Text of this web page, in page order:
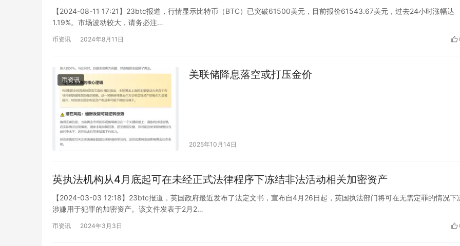
【2024-08-11 17:21】23btc报道，行情显示比特币（BTC）已突破61500美元，目前报价61543.67美元，过去24小时涨幅达
1.19%。市场波动较大，请务必注…
币资讯 2024年8月11日
币资讯 美联储降息落空或打压金价
2025年10月14日
英执法机构从4月底起可在未经正式法律程序下冻结非法活动相关加密资产
【2024-03-03 12:18】23btc报道，英国政府最近发布了法定文书，宣布自4月26日起，英国执法部门将可在无需定罪的情况下
涉嫌用于犯罪的加密资产。该文件发表于2月2…
币资讯 2024年3月3日